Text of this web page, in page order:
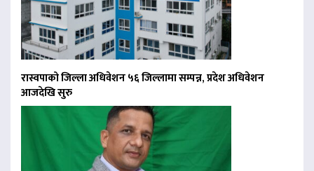
रास्वपाको जिल्ला अधिवेशन ५६ जिल्लामा सम्पन्न, प्रदेश अधिवेशन
आजदेखि सुरु